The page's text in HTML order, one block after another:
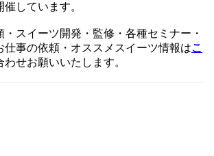
しています。
・スイーツ開発・監修・各種セミナー・
仕事の依頼・オススメスイーツ情報はこ
わせお願いいたします。